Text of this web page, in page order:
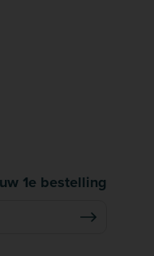
1e bestelling